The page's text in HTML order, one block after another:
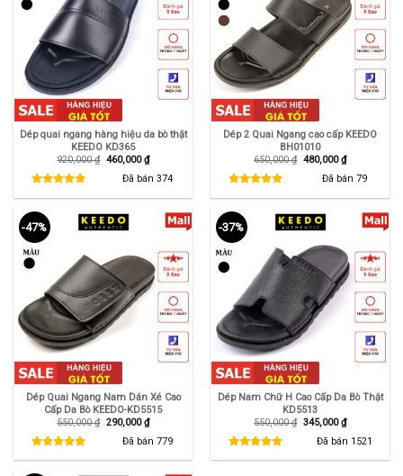
Dép quai ngang hàng hiệu da bò thật
KEEDO KD365
920,000₫ Giá
460,000₫Giá
hiện
tại
Đã bán 374
Dép 2 Quai Ngang cao cấp KEEDO
BH01010
650,000₫ Giá
480,000₫Giá
hiện
tại
Đã bán 79
-47%
Dép Quai Ngang Nam Dán Xé Cao
Cấp Da Bò KEEDO-KD5515
550,000₫ Giá
550,000 ₫.
290,000₫Giá
hiện
tại
là:
290,000 ₫.
Đã bán 779
-37%
Dép Nam Chữ H Cao Cấp Da Bò Thật
KD5513
550,000₫ Giá
550,000 ₫.
345,000₫Giá
hiện
tại
là:
345,000 ₫.
Đã bán 1521